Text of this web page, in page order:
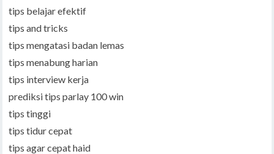
tips belajar efektif
tips and tricks
tips mengatasi badan lemas
tips menabung harian
tips interview kerja
prediksi tips parlay 100 win
tips tinggi
tips tidur cepat
tips agar cepat haid